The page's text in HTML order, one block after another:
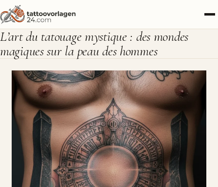
L’art du tatouage mystique : des mondes
magiques sur la peau des hommes